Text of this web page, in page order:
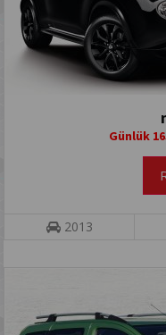
Günlük
2013